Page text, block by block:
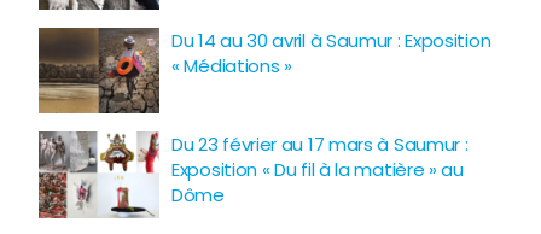
Du 14 au 30 avril à Saumur : Exposition
« Médiations »
Du 23 février au 17 mars à Saumur :
Exposition « Du fil à la matière » au
Dôme